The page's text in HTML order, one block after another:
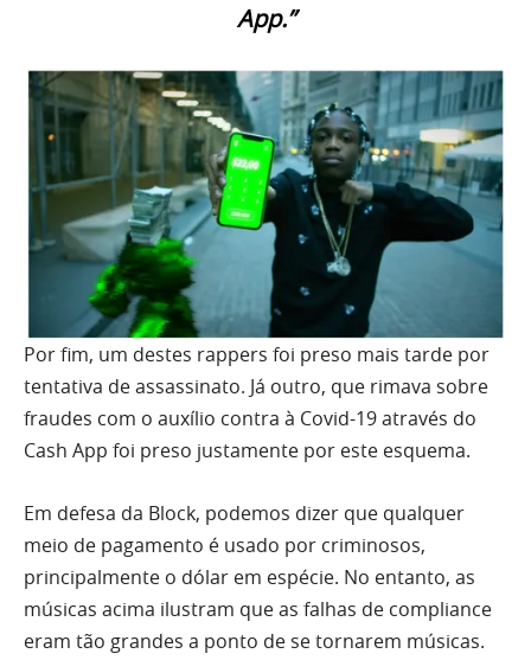
App.”
Por fim, um destes rappers foi preso mais tarde por
tentativa de assassinato. Já outro, que rimava sobre
fraudes com o auxílio contra à Covid-19 através do
Cash App foi preso justamente por este esquema.
Em defesa da Block, podemos dizer que qualquer
meio de pagamento é usado por criminosos,
principalmente o dólar em espécie. No entanto, as
músicas acima ilustram que as falhas de compliance
eram tão grandes a ponto de se tornarem músicas.